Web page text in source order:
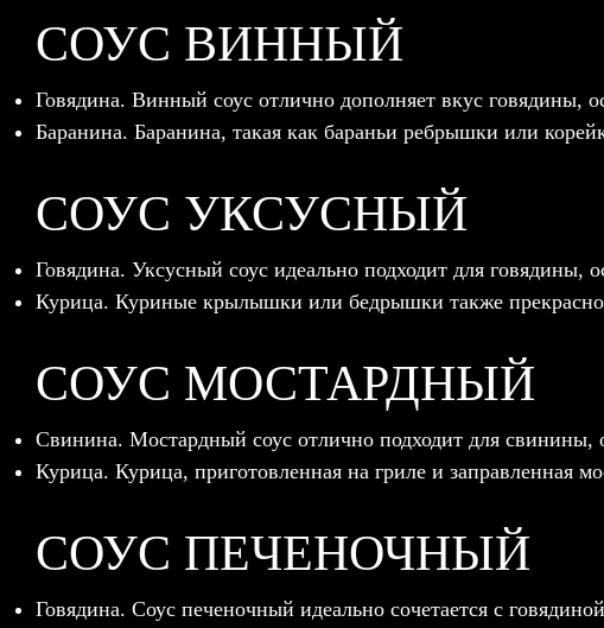
СОУС ВИННЫЙ
Говядина. Винный соус отлично дополняет вкус говядины,
Баранина. Баранина, такая как бараньи ребрышки или
СОУС УКСУСНЫЙ
Говядина. Уксусный соус идеально подходит для
Курица. Куриные крылышки или бедрышки также
СОУС МОСТАРДНЫЙ
Свинина. Мостардный соус отлично подходит для
Курица. Курица, приготовленная на гриле и заправленная
СОУС ПЕЧЕНОЧНЫЙ
Говядина. Соус печеночный идеально сочетается с